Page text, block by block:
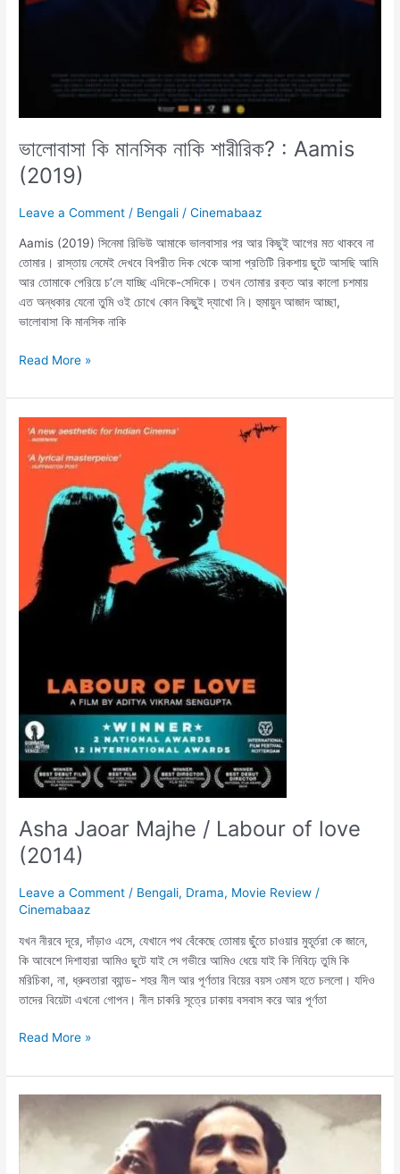
ভালোবাসা কি মানসিক নাকি শারীরিক? : Aamis
(2019)
Leave a Comment / Bengali /Cinemabaaz
Aamis (2019) সিনেমা রিভিউ আমাকে ভালবাসার পর আর কিছুই আগের মত থাকবে না
তোমার। রাস্তায় নেমেই দেখবে বিপরীত দিক থেকে আসা প্রতিটি রিকশায় ছুটে আসছি আমি
আর তোমাকে পেরিয়ে চ’লে যাচ্ছি এদিকে-সেদিকে। তখন তোমার রক্ত আর কালো চশমায়
এত অন্ধকার যেনো তুমি ওই চোখে কোন কিছুই দ্যাখো নি। হুমায়ুন আজাদ আচ্ছা,
ভালোবাসা কি মানসিক নাকি
Read More »
Asha Jaoar Majhe / Labour of love
(2014)
Leave a Comment / Bengali, Drama, Movie Review /
Cinemabaaz
যখন নীরবে দূরে, দাঁড়াও এসে, যেখানে পথ বেঁকেছে তোমায় ছুঁতে চাওয়ার মুহূর্তরা কে জানে,
কি আবেশে দিশাহারা আমিও ছুটে যাই সে গভীরে আমিও ধেয়ে যাই কি নিবিঢ়ে তুমি কি
মরিচিকা, না, ধ্রুবতারা ব্যান্ড- শহর নীল আর পূর্ণতার বিয়ের বয়স ৩মাস হতে চললো। যদিও
তাদের বিয়েটা এখনো গোপন। নীল চাকরি সূত্রে ঢাকায় বসবাস করে আর পূর্ণতা
Asha
Jaoar
Majhe
Labour
love
(2014)
Read More »
সবাই